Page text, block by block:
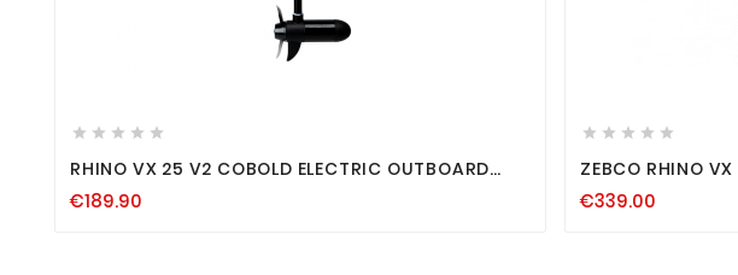
    
RHINO VX 25 V2 COBOLD ELECTRIC OUTBOARD
€189.90
    
ZEBCO RHINO
ODELL
€339.00